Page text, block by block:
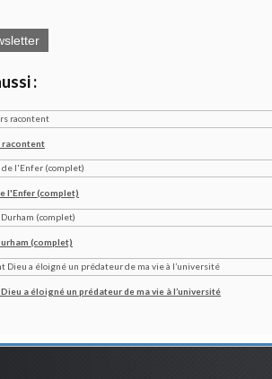
:
racontent
l'Enfer (complet)
(complet)
a éloigné un prédateur de ma vie à l’université